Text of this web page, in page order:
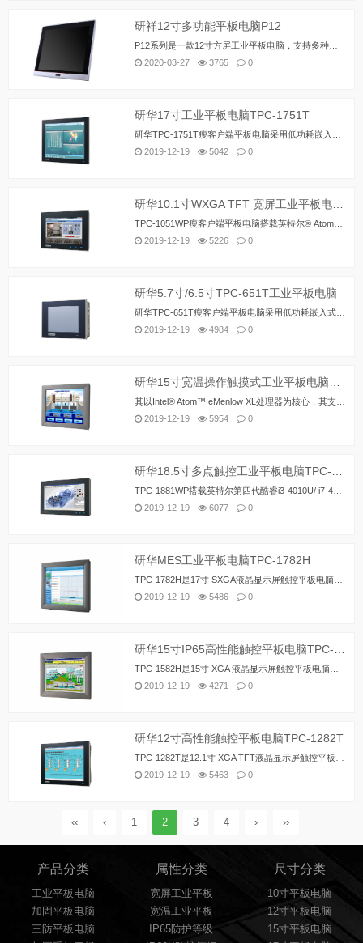
研祥12寸多功能平板电脑P12
2020-03-27
3765 0
研华17寸工业平板电脑TPC-1751T
2019-12-19
5042 0
2019-12-19
5226 0
研华5.7寸/6.5寸TPC-651T工业平板电脑
2019-12-19
4984 0
2019-12-19
5954 0
2019-12-19
6077 0
研华MES工业平板电脑TPC-1782H
2019-12-19
5486 0
2019-12-19
4271 0
研华12寸高性能触控平板电脑TPC-1282T
2019-12-19
5463 0
‹‹ ‹ 1 2 3 4 › ››
产品分类
工业平板电脑
加固平板电脑
三防平板电脑
属性分类
宽屏工业平板
宽温工业平板
IP65防护等级
尺寸分类
10寸平板电脑
12寸平板电脑
15寸平板电脑